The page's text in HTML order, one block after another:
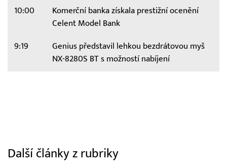
10:00
Komerční banka získala prestižní ocenění
Celent Model Bank
9:19
Genius představil lehkou bezdrátovou myš
NX-8280S BT s možností nabíjení
Další články z rubriky